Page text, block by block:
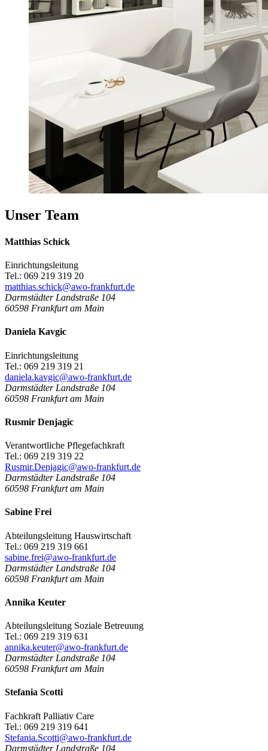
Unser Team
Matthias Schick
Einrichtungsleitung
Tel.: 069 219 319 20
matthias.schick@awo-frankfurt.de
Darmstädter Landstraße 104
60598 Frankfurt am Main
Daniela Kavgic
Einrichtungsleitung
Tel.: 069 219 319 21
daniela.kavgic@awo-frankfurt.de
Darmstädter Landstraße 104
60598 Frankfurt am Main
Rusmir Denjagic
Verantwortliche Pflegefachkraft
Tel.: 069 219 319 22
Rusmir.Denjagic@awo-frankfurt.de
Darmstädter Landstraße 104
60598 Frankfurt am Main
Sabine Frei
Abteilungsleitung Hauswirtschaft
Tel.: 069 219 319 661
sabine.frei@awo-frankfurt.de
Darmstädter Landstraße 104
60598 Frankfurt am Main
Annika Keuter
Abteilungsleitung Soziale Betreuung
Tel.: 069 219 319 631
annika.keuter@awo-frankfurt.de
Darmstädter Landstraße 104
60598 Frankfurt am Main
Stefania Scotti
Fachkraft Palliativ Care
Tel.: 069 219 319 641
Stefania.Scotti@awo-frankfurt.de
Darmstädter Landstraße 104